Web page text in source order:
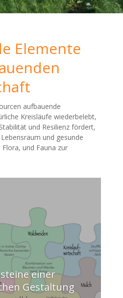
Elemente
aufbauende
Kreisläufe wiederbelebt,
und Resilienz fördert,
und gesunde
und Fauna zur
einer
Gestaltung